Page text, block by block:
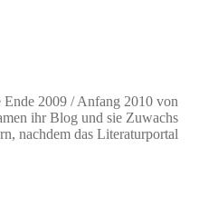
2009 / Anfang 2010 von
ihr Blog und sie Zuwachs
nachdem das Literaturportal